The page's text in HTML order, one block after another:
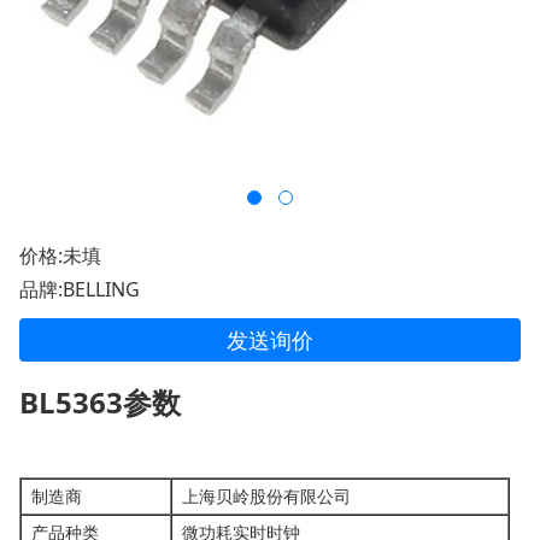
价格:未填
品牌:BELLING
发送询价
BL5363参数
制造商
上海贝岭股份有限公司
产品种类
微功耗实时时钟